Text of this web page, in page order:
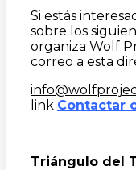
Si estás
sobre los
organiza Wolf
correo a esta
link Contactar
Triángulo del